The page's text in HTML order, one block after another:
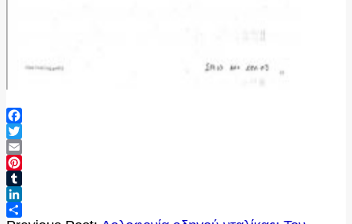
Facebook
Twitter
Email
Pinterest
Tumblr
LinkedIn